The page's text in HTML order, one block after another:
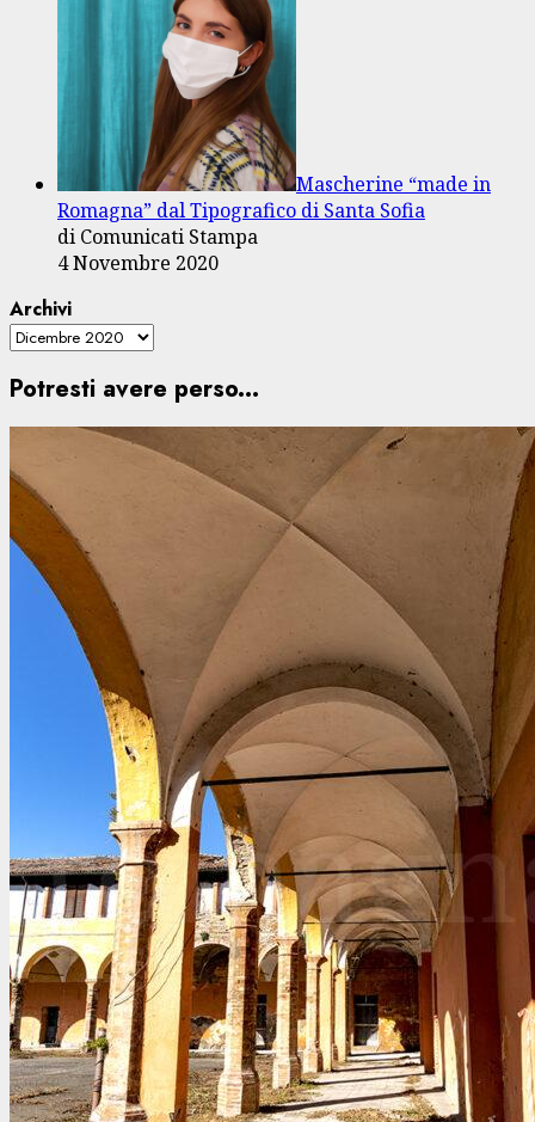
Mascherine “made in
Romagna” dal Tipografico di Santa Sofia
di Comunicati Stampa
4 Novembre 2020
Archivi
Potresti avere perso...